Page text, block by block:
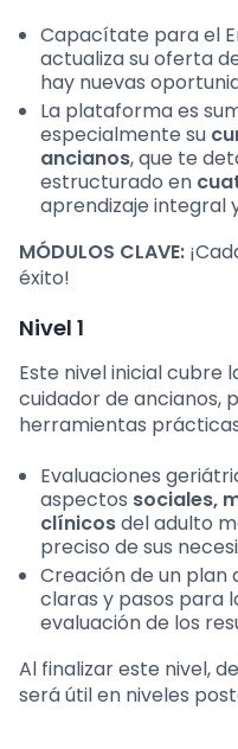
Capacítate para el
actualiza su oferta
hay nuevas
La plataforma es
especialmente su
ancianos, que te
estructurado en
aprendizaje integral
MÓDULOS CLAVE:
éxito!
Nivel 1
Este nivel inicial cubre
cuidador de ancianos,
herramientas
Evaluaciones
aspectos sociales,
clínicosdel adulto
preciso de sus
Creación de un
claras y pasos para
evaluación de los
Al finalizar este nivel,
será útil en niveles